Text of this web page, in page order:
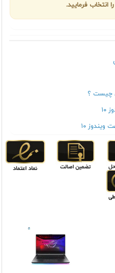
انتخاب فرمایید.
چیست ؟
۱۰